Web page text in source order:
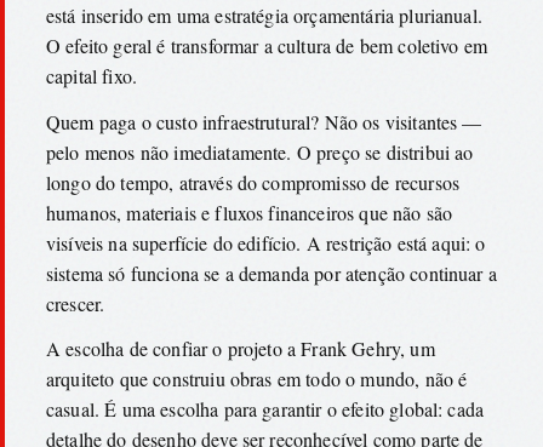
está inserido em uma estratégia orçamentária plurianual.
O efeito geral é transformar a cultura de bem coletivo em
capital fixo.
Quem paga o custo infraestrutural? Não os visitantes —
pelo menos não imediatamente. O preço se distribui ao
longo do tempo, através do compromisso de recursos
humanos, materiais e fluxos financeiros que não são
visíveis na superfície do edifício. A restrição está aqui: o
sistema só funciona se a demanda por atenção continuar a
crescer.
A escolha de confiar o projeto a Frank Gehry, um
arquiteto que construiu obras em todo o mundo, não é
casual. É uma escolha para garantir o efeito global: cada
detalhe do desenho deve ser reconhecível como parte de